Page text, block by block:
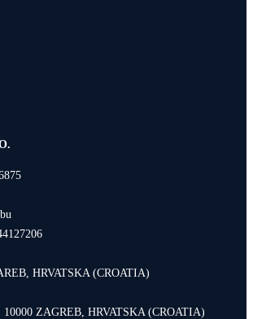
HRVATSKA (CROATIA)
ZAGREB, HRVATSKA (CROATIA)